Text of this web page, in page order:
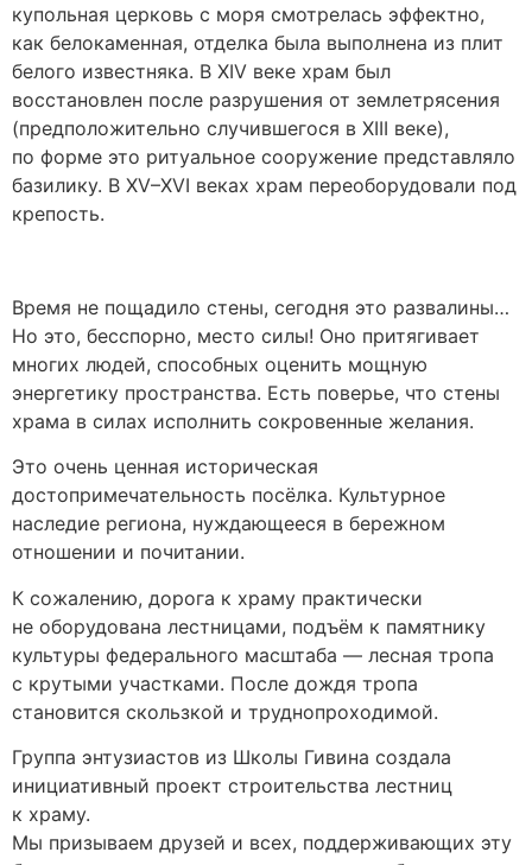
купольная церковь с моря смотрелась эффектно,
как белокаменная, отделка была выполнена из плит
белого известняка. В XIV веке храм был
восстановлен после разрушения от землетрясения
(предположительно случившегося в XIII веке),
по форме это ритуальное сооружение представляло
базилику. В XV–XVI веках храм переоборудовали под
крепость.
Время не пощадило стены, сегодня это развалины…
Но это, бесспорно, место силы! Оно притягивает
многих людей, способных оценить мощную
энергетику пространства. Есть поверье, что стены
храма в силах исполнить сокровенные желания.
Это очень ценная историческая
достопримечательность посёлка. Культурное
наследие региона, нуждающееся в бережном
отношении и почитании.
К сожалению, дорога к храму практически
не оборудована лестницами, подъём к памятнику
культуры федерального масштаба — лесная тропа
с крутыми участками. После дождя тропа
становится скользкой и труднопроходимой.
Группа энтузиастов из Школы Гивина создала
инициативный проект строительства лестниц
к храму.
Мы призываем друзей и всех, поддерживающих эту